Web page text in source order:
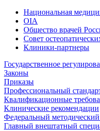
Национальная
OIA
Общество врачей
Совет
Клиники-партнеры
Государственное
Законы
Приказы
Профессиональный
Квалификационные
Клинические рекомендации
Федеральный
Главный внештатный